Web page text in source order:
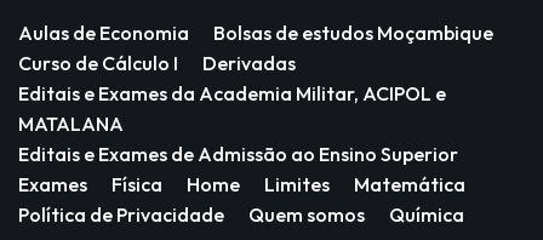
Aulas de Economia
Bolsas de estudos Moçambique
Curso de Cálculo I
Derivadas
Editais e Exames da Academia Militar, ACIPOL e
MATALANA
Editais e Exames de Admissão ao Ensino Superior
Exames
Física Home Limites
Matemática
Política de Privacidade
Quem somos Química